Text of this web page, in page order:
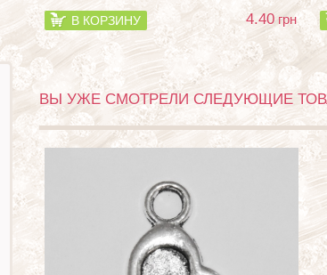
В КОРЗИНУ 4.40 грн
ВЫ УЖЕ СМОТРЕЛИ СЛЕДУЮЩИЕ